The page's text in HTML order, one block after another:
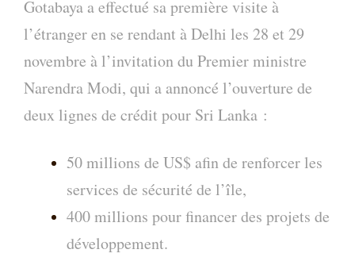
Gotabaya a effectué sa première visite à
l’étranger en se rendant à Delhi les 28 et 29
novembre à l’invitation du Premier ministre
Narendra Modi, qui a annoncé l’ouverture de
deux lignes de crédit pour Sri Lanka :
50 millions de US$ afin de renforcer les
services de sécurité de l’île,
400 millions pour financer des projets de
développement.